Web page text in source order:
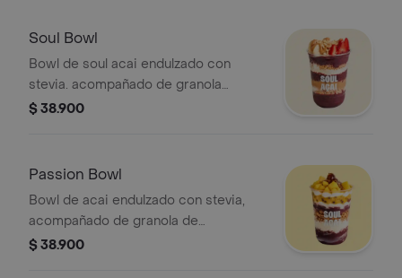
Soul Bowl
Bowl de soul acai endulzado con
stevia. acompañado de granola
crunchy orgánica, leche en polvo,
$ 38.900
Passion Bowl
Bowl de acai endulzado con stevia,
acompañado de granola de
almendras orgánica, leche en polvo,
$ 38.900